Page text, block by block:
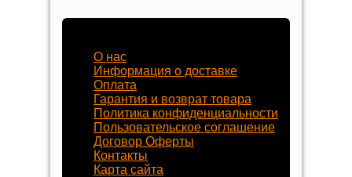
Наш магазин
О нас
Информация о доставке
Оплата
Гарантия и возврат товара
Политика конфиденциальности
Пользовательское соглашение
Договор Оферты
Контакты
Карта сайта